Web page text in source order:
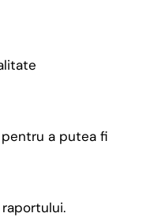
a putea fi